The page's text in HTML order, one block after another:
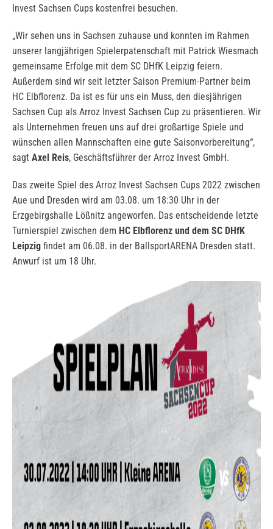
Invest Sachsen Cups kostenfrei besuchen.
„Wir sehen uns in Sachsen zuhause und konnten im Rahmen
unserer langjährigen Spielerpatenschaft mit Patrick Wiesmach
gemeinsame Erfolge mit dem SC DHfK Leipzig feiern.
Außerdem sind wir seit letzter Saison Premium-Partner beim
HC Elbflorenz. Da ist es für uns ein Muss, den diesjährigen
Sachsen Cup als Arroz Invest Sachsen Cup zu präsentieren. Wir
als Unternehmen freuen uns auf drei großartige Spiele und
wünschen allen Mannschaften eine gute Saisonvorbereitung“,
sagt Axel Reis, Geschäftsführer der Arroz Invest GmbH.
Das zweite Spiel des Arroz Invest Sachsen Cups 2022 zwischen
Aue und Dresden wird am 03.08. um 18:30 Uhr in der
Erzgebirgshalle Lößnitz angeworfen. Das entscheidende letzte
Turnierspiel zwischen dem HC Elbflorenz und dem SC DHfK
Leipzig findet am 06.08. in der BallsportARENA Dresden statt.
Anwurf ist um 18 Uhr.